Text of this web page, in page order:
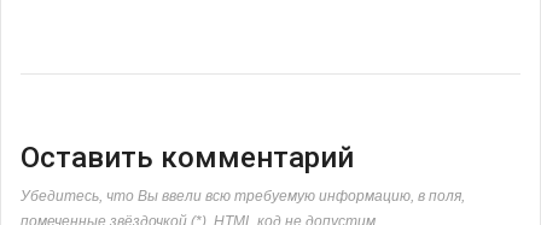
Оставить комментарий
Убедитесь, что Вы ввели всю требуемую информацию, в поля,
помеченные звёздочкой (*). HTML код не допустим.